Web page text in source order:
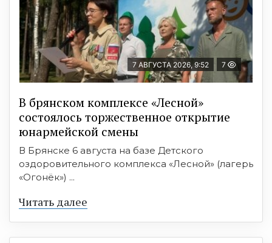
7 АВГУСТА 2026, 9:52 7
В брянском комплексе «Лесной»
состоялось торжественное открытие
юнармейской смены
В Брянске 6 августа на базе Детского
оздоровительного комплекса «Лесной» (лагерь
«Огонёк») ...
Читать далее